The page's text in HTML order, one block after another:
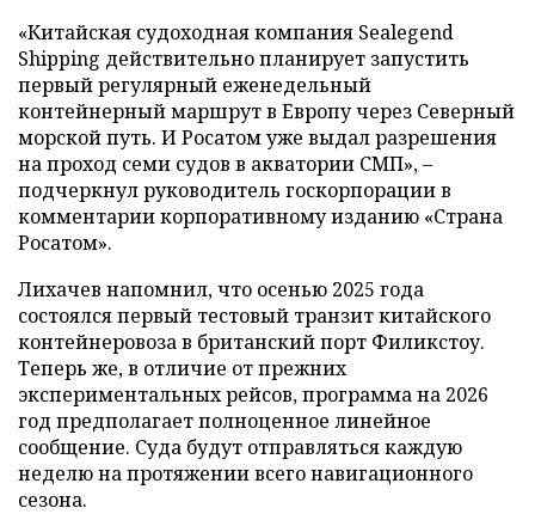
«Китайская судоходная компания Sealegend
Shipping действительно планирует запустить
первый регулярный еженедельный
контейнерный маршрут в Европу через Северный
морской путь. И Росатом уже выдал разрешения
на проход семи судов в акватории СМП», –
подчеркнул руководитель госкорпорации в
комментарии корпоративному изданию «Страна
Росатом».
Лихачев напомнил, что осенью 2025 года
состоялся первый тестовый транзит китайского
контейнеровоза в британский порт Филикстоу.
Теперь же, в отличие от прежних
экспериментальных рейсов, программа на 2026
год предполагает полноценное линейное
сообщение. Суда будут отправляться каждую
неделю на протяжении всего навигационного
сезона.